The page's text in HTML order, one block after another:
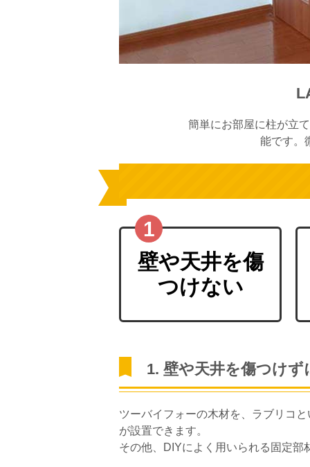
簡単にお部屋に柱が立
能です。
壁や天井を傷
つけない
1. 壁や天井を傷つけ
ツーバイフォーの木材を、ラブリコ
が設置できます。
その他、DIYによく用いられる固定部